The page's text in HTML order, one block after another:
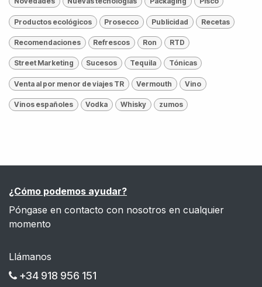
Productos ecológicos Prosecco Publicidad Recetas
Recomendaciones Refrescos Ron RTD
Street Marketing Sucesos Tequila Tónicas
Venta al por menor de viajes TR Vermouth Vino
Vinos españoles Vodka Whisky zumos
¿Cómo podemos ayudar?
Póngase en contacto con nosotros en cualquier
momento
Llámanos
+34 918 956 151